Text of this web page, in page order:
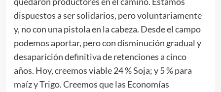
dispuestos a ser solidarios, pero voluntariamente
y, no con una pistola en la cabeza. Desde el campo
podemos aportar, pero con disminución gradual y
desaparición definitiva de retenciones a cinco
años. Hoy, creemos viable 24 % Soja; y 5 % para
maíz y Trigo. Creemos que las Economías